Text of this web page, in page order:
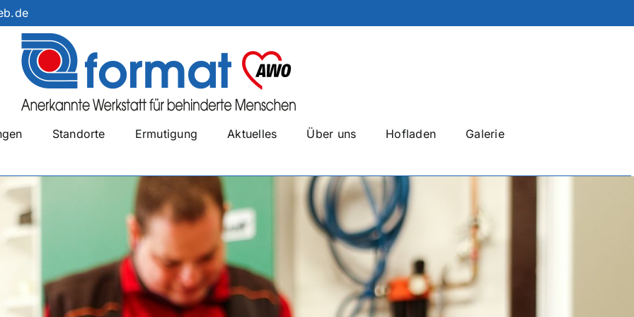
Standorte Ermutigung Aktuelles Über uns Hofladen Galerie